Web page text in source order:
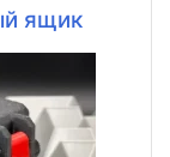
ящик